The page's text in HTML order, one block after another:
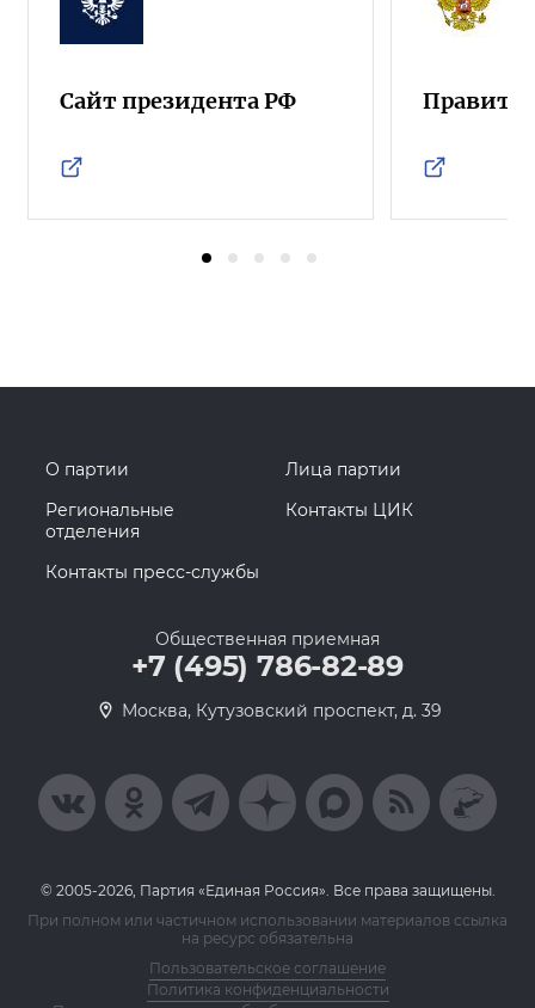
Сайт президента РФ
О партии
Лица партии
Региональные
отделения
Контакты ЦИК
Контакты пресс-службы
Общественная приемная
+7 (495) 786-82-89
Москва, Кутузовский проспект, д. 39
© 2005-2026, Партия «Единая Россия». Все права защищены.
При полном или частичном использовании материалов ссылка
на ресурс обязательна
Пользовательское соглашение
Политика конфиденциальности